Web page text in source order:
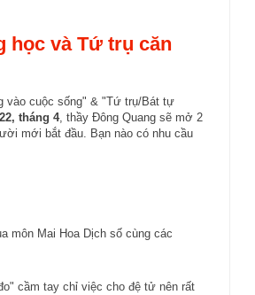
học và Tứ trụ căn
vào cuộc sống" & "Tứ trụ/Bát tự
tháng 4, thầy Đông Quang sẽmở 2
mới bắt đầu. Bạn nào có nhu cầu
môn Mai Hoa Dịch số cùng các
cầm tay chỉ việc cho đệ tử nên rất